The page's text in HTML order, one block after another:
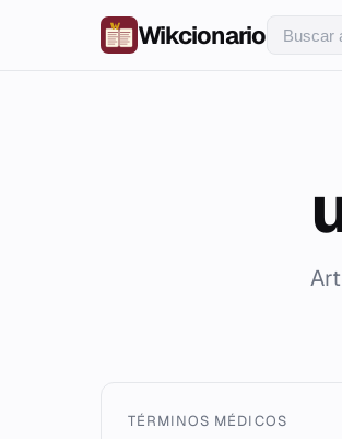
Wikcionario
TÉRMINOS MÉDICOS